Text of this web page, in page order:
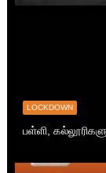
LOCKDOWN
பள்ளி,